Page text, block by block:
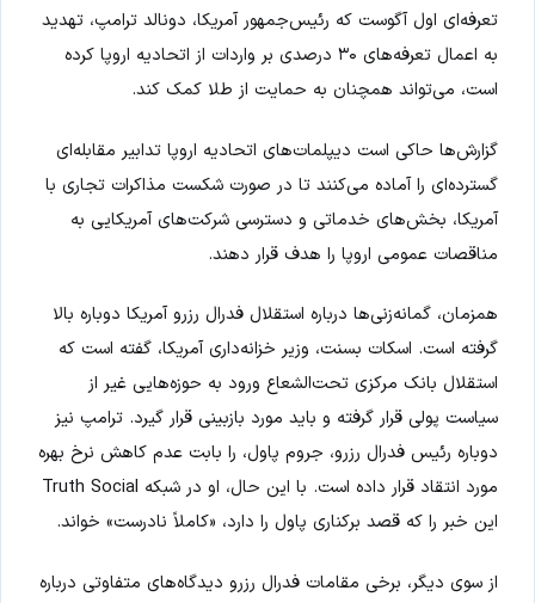
تعرفه‌ای اول آگوست که رئیس‌جمهور آمریکا، دونالد ترامپ، تهدید
به اعمال تعرفه‌های ۳۰ درصدی بر واردات از اتحادیه اروپا کرده
است، می‌تواند همچنان به حمایت از طلا کمک کند.
گزارش‌ها حاکی است دیپلمات‌های اتحادیه اروپا تدابیر مقابله‌ای
گسترده‌ای را آماده می‌کنند تا در صورت شکست مذاکرات تجاری با
آمریکا، بخش‌های خدماتی و دسترسی شرکت‌های آمریکایی به
مناقصات عمومی اروپا را هدف قرار دهند.
همزمان، گمانه‌زنی‌ها درباره استقلال فدرال رزرو آمریکا دوباره بالا
گرفته است. اسکات بسنت، وزیر خزانه‌داری آمریکا، گفته است که
استقلال بانک مرکزی تحت‌الشعاع ورود به حوزه‌هایی غیر از
سیاست پولی قرار گرفته و باید مورد بازبینی قرار گیرد. ترامپ نیز
دوباره رئیس فدرال رزرو، جروم پاول، را بابت عدم کاهش نرخ بهره
مورد انتقاد قرار داده است. با این حال، او در شبکه Truth Social
این خبر را که قصد برکناری پاول را دارد، «کاملاً نادرست» خواند.
از سوی دیگر، برخی مقامات فدرال رزرو دیدگاه‌های متفاوتی درباره